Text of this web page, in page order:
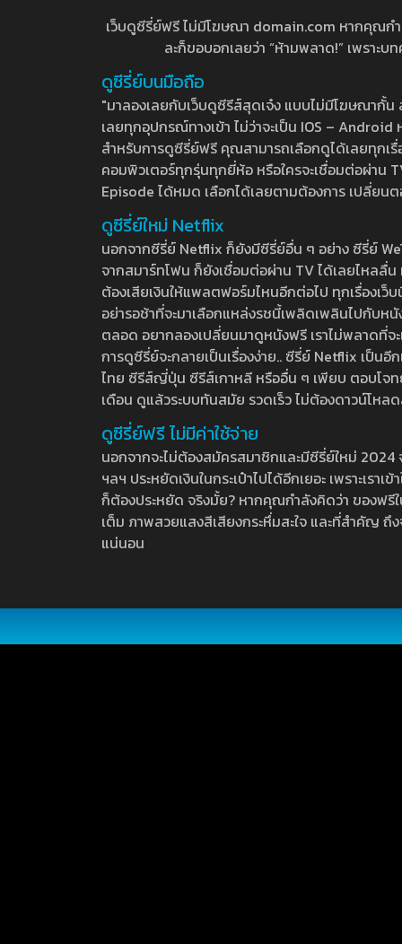
เว็บดูซีรี่ย์ฟรี ไม่มีโฆษณา domain.com หากคุณก
ละก็ขอบอกเลยว่า “ห้ามพลาด!” เพราะ
ดูซีรี่ย์บนมือถือ
"มาลองเลยกับเว็บดูซีรีส์สุดเจ๋ง แบบไม่มีโฆษณากั้
เลยทุกอุปกรณ์ทางเข้า ไม่ว่าจะเป็น IOS –
สำหรับการดูซีรี่ย์ฟรี คุณสามารถเลือกดูได้เลยทุกเ
คอมพิวเตอร์ทุกรุ่นทุกยี่ห้อ หรือใครจะเชื่อมต่อผ่าน
Episode ได้หมด เลือกได้เลยตามต้องการ เปลี่ยน
ดูซีรี่ย์ใหม่ Netflix
นอกจากซีรี่ย์ Netflix ก็ยังมีซีรี่ย์อื่น ๆ อย่าง ซีรี่ย์
จากสมาร์ทโฟน ก็ยังเชื่อมต่อผ่าน TV ได้เลยไหลลื่
ต้องเสียเงินให้แพลตฟอร์มไหนอีกต่อไป ทุกเรื่องเว็
อย่ารอช้าที่จะมาเลือกแหล่งรชนี้เพลิดเพลินไปกับห
ตลอด อยากลองเปลี่ยนมาดูหนังฟรี เราไม่พลาดที่
การดูซีรี่ย์จะกลายเป็นเรื่องง่าย.. ซีรี่ย์ Netflix เป็น
ไทย ซีรีส์ญี่ปุ่น ซีรีส์เกาหลี หรืออื่น ๆ เพียบ ตอบโจท
เดือน ดูแล้วระบบทันสมัย รวดเร็ว ไม่ต้องดาวน์โห
ดูซีรี่ย์ฟรี ไม่มีค่าใช้จ่าย
นอกจากจะไม่ต้องสมัครสมาชิกและมีซีรี่ย์ใหม่
ฯลฯ ประหยัดเงินในกระเป๋าไปได้อีกเยอะ เพราะเร
ก็ต้องประหยัด จริงมั้ย? หากคุณกำลังคิดว่า ของฟ
เต็ม ภาพสวยแสงสีเสียงกระหึ่มสะใจ และที่สำคัญ
แน่นอน